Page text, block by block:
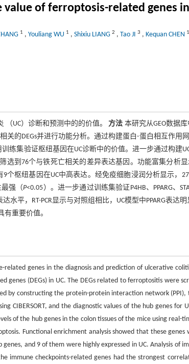
value of ferroptosis-related genes
1 , Youliang WU 1 , Shixiu LIANG 2 , Tao JI 3 , Kequan CHEN 1
（UC）诊断和预测中的的价值。方法 本研究从GEO数据
关的DEGs并进行功能分析。通过构建蛋白-蛋白相互作用网
练集验证枢纽基因在UC诊断中的价值。进一步通过构建
筛选到76个与铁死亡相关的差异表达基因。功能富集分析
个枢纽基因在UC中高表达。经免疫细胞浸润分析显示，
最强（P<0.05）。进一步通过训练集验证P4HB、PPARG、
水平，RT-PCR显示与对照组相比，UC模型中PPARG表达
重要价值。
related genes in the diagnosis and prediction of ulcerative
genes (DEGs) in UC. The DEGs related to ferroptositis were
by constructing the protein-protein interaction network
CIBERSORT, and the diagnostic values of the hub genes
of the hub genes in the colon tissues of the mice using real-
Functional enrichment analysis showed that these
and 9 of them were highly expressed in UC. Analysis of
immune checkpoints-related genes had the strongest